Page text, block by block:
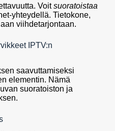
Voitsuoratoistaa
yhteydellä. Tietokone,
viihdetarjontaan.
IPTV:n
saavuttamiseksi
elementin. Nämä
suoratoiston ja